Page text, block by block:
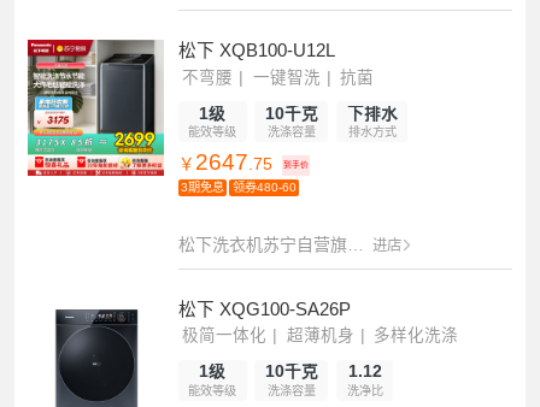
松下 XQB100-U12L
不弯腰 一键智洗 抗菌
1级
能效等级
10千克
洗涤容量
下排水
排水方式
￥ 2647.75 到手价
3期免息 领券480-60
松下洗衣机苏宁自营旗舰店 进店
松下 XQG100-SA26P
极简一体化 超薄机身 多样化洗涤
1级
能效等级
10千克
洗涤容量
1.12
洗净比